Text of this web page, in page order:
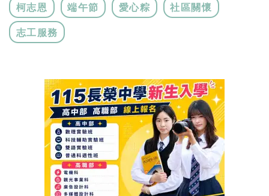
柯志恩 端午節 愛心粽 社區關懷
志工服務